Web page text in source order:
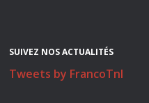
SUIVEZ NOS ACTUALITÉS
Tweets by FrancoTnl